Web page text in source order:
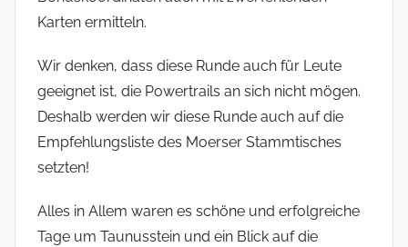
Karten ermitteln.
Wir denken, dass diese Runde auch für Leute
geeignet ist, die Powertrails an sich nicht mögen.
Deshalb werden wir diese Runde auch auf die
Empfehlungsliste des Moerser Stammtisches
setzten!
Alles in Allem waren es schöne und erfolgreiche
Tage um Taunusstein und ein Blick auf die